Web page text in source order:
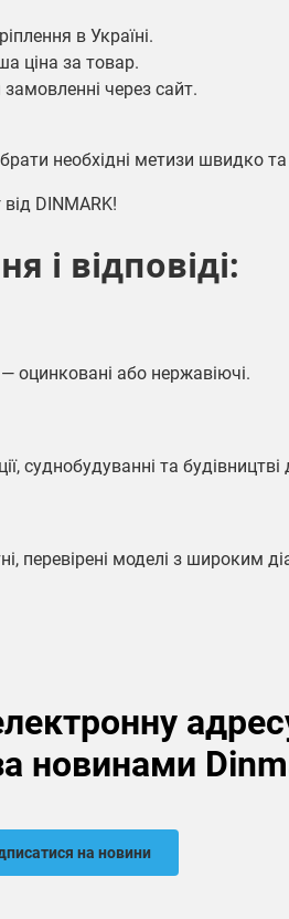
в Україні.
ціна за товар.
через сайт.
необхідні метизи швидко
DINMARK!
і відповіді:
оцинковані або нержавіючі.
суднобудуванні та будівництві
перевірені моделі з широким
новинами
на новини